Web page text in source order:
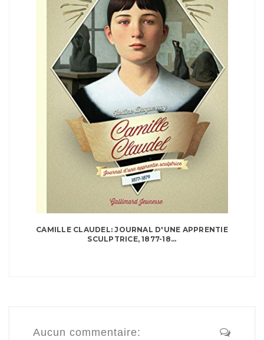
CAMILLE CLAUDEL: JOURNAL D'UNE APPRENTIE
SCULPTRICE, 1877-18...
Aucun commentaire: